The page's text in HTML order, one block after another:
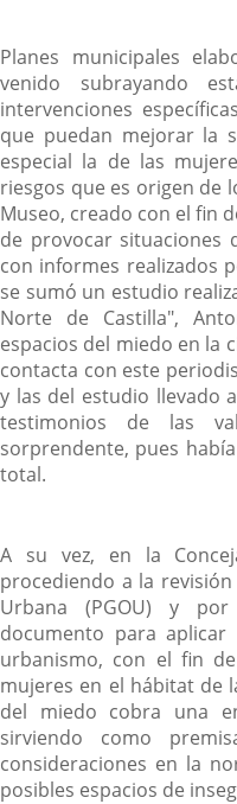
Planes municipales
venido subrayando
intervenciones
que puedan mejorar la
especial la de las
riesgos que es origen de
Museo, creado con el fin
de provocar situaciones
con informes realizados
se sumó un estudio
Norte de Castilla",
espacios del miedo en la
contacta con este
y las del estudio llevado
testimonios de las
sorprendente, pues
total.
A su vez, en la
procediendo a la
Urbana (PGOU) y
documento para
urbanismo, con el fin
mujeres en el hábitat de
del miedo cobra una
sirviendo como
consideraciones en la
posibles espacios de